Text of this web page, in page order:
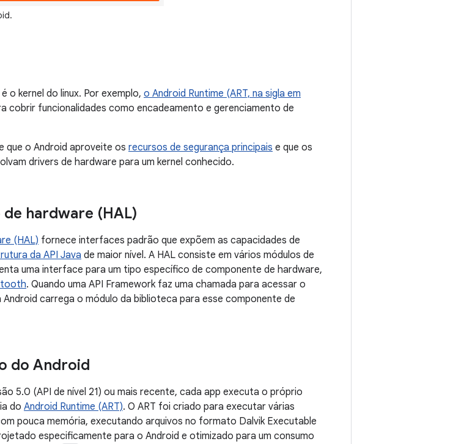
o kernel do linux. Por exemplo, o Android Runtime (ART, na sigla em
cobrir funcionalidades como encadeamento e gerenciamento de
que o Android aproveite os recursos de segurança principais e que os
drivers de hardware para um kernel conhecido.
hardware (HAL)
(HAL) fornece interfaces padrão que expõem as capacidades de
da API Java de maior nível. A HAL consiste em vários módulos de
uma interface para um tipo específico de componente de hardware,
. Quando uma API Framework faz uma chamada para acessar o
carrega o módulo da biblioteca para esse componente de
do Android
5.0 (API de nível 21) ou mais recente, cada app executa o próprio
do Android Runtime (ART). O ART foi criado para executar várias
pouca memória, executando arquivos no formato Dalvik Executable
especificamente para o Android e otimizado para um consumo